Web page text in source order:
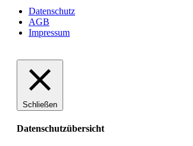
Datenschutz
AGB
Impressum
Schließen
Datenschutzübersicht